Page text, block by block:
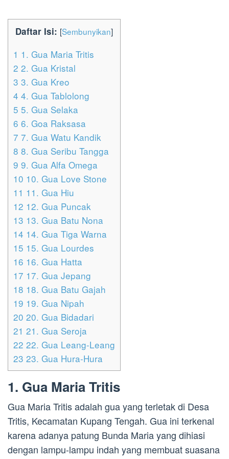
Daftar Isi: [Sembunyikan]
1 1. Gua Maria Tritis
2 2. Gua Kristal
3 3. Gua Kreo
4 4. Gua Tablolong
5 5. Gua Selaka
6 6. Goa Raksasa
7 7. Gua Watu Kandik
8 8. Gua Seribu Tangga
9 9. Gua Alfa Omega
10 10. Gua Love Stone
11 11. Gua Hiu
12 12. Gua Puncak
13 13. Gua Batu Nona
14 14. Gua Tiga Warna
15 15. Gua Lourdes
16 16. Gua Hatta
17 17. Gua Jepang
18 18. Gua Batu Gajah
19 19. Gua Nipah
20 20. Gua Bidadari
21 21. Gua Seroja
22 22. Gua Leang-Leang
23 23. Gua Hura-Hura
1. Gua Maria Tritis
Gua Maria Tritis adalah gua yang terletak di Desa
Tritis, Kecamatan Kupang Tengah. Gua ini terkenal
karena adanya patung Bunda Maria yang dihiasi
dengan lampu-lampu indah yang membuat suasana